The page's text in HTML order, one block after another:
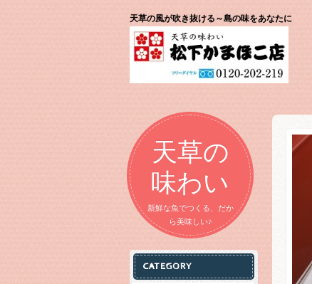
天草の風が吹き抜ける～島の味をあなたに
天草の
味わい
新鮮な魚でつくる、だか
ら美味しい♪
CATEGORY